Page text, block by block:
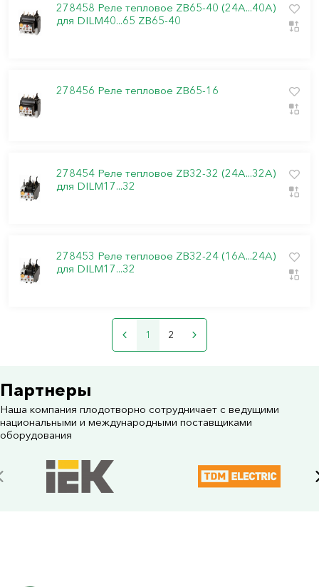
278458 Реле тепловое ZB65-40 (24А...40А)
для DILM40...65 ZB65-40
278456 Реле тепловое ZB65-16
278454 Реле тепловое ZB32-32 (24А...32А)
для DILM17...32
278453 Реле тепловое ZB32-24 (16A...24A)
для DILM17...32
1 2
Партнеры
Наша компания плодотворно сотрудничает с ведущими
национальными и международными поставщиками
оборудования